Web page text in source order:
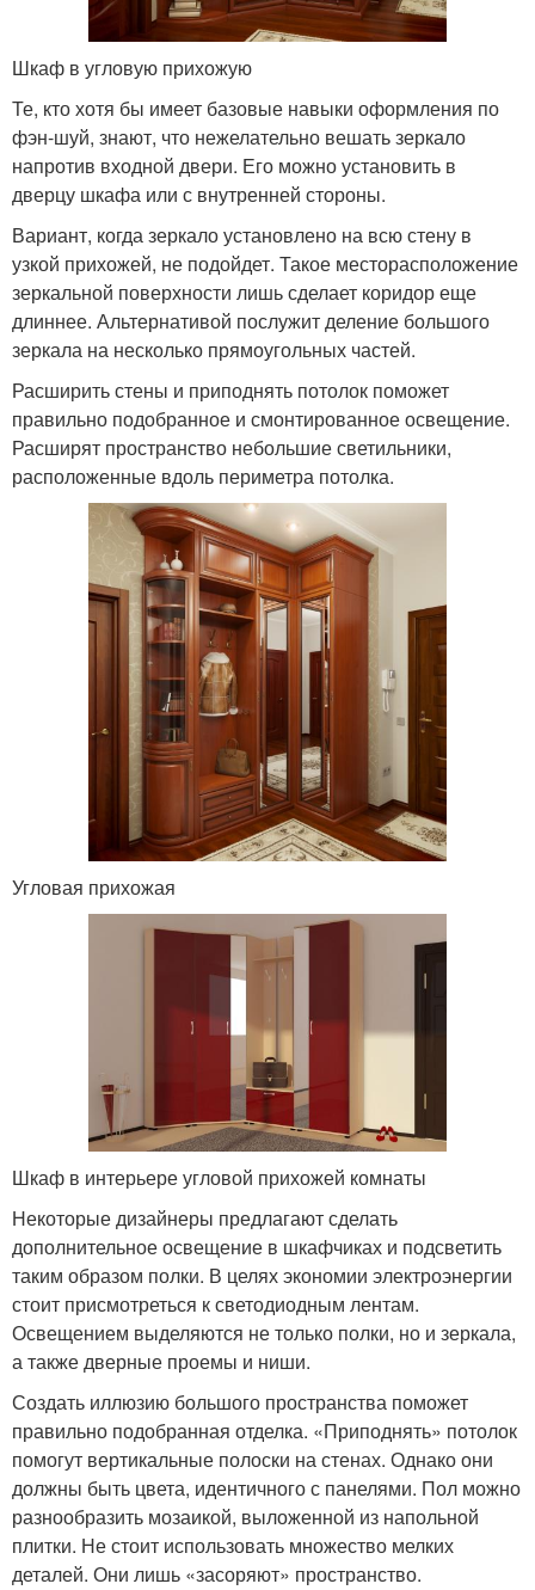
Шкаф в угловую прихожую
Те, кто хотя бы имеет базовые навыки оформления по
фэн-шуй, знают, что нежелательно вешать зеркало
напротив входной двери. Его можно установить в
дверцу шкафа или с внутренней стороны.
Вариант, когда зеркало установлено на всю стену в
узкой прихожей, не подойдет. Такое месторасположение
зеркальной поверхности лишь сделает коридор еще
длиннее. Альтернативой послужит деление большого
зеркала на несколько прямоугольных частей.
Расширить стены и приподнять потолок поможет
правильно подобранное и смонтированное освещение.
Расширят пространство небольшие светильники,
расположенные вдоль периметра потолка.
Угловая прихожая
Шкаф в интерьере угловой прихожей комнаты
Некоторые дизайнеры предлагают сделать
дополнительное освещение в шкафчиках и подсветить
таким образом полки. В целях экономии электроэнергии
стоит присмотреться к светодиодным лентам.
Освещением выделяются не только полки, но и зеркала,
а также дверные проемы и ниши.
Создать иллюзию большого пространства поможет
правильно подобранная отделка. «Приподнять» потолок
помогут вертикальные полоски на стенах. Однако они
должны быть цвета, идентичного с панелями. Пол можно
разнообразить мозаикой, выложенной из напольной
плитки. Не стоит использовать множество мелких
деталей. Они лишь «засоряют» пространство.